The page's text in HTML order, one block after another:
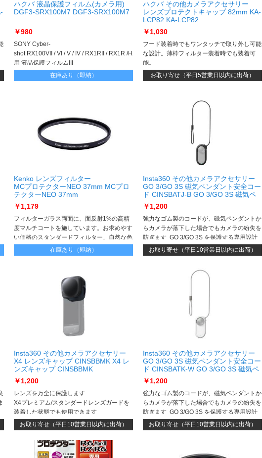
ハクバ 液晶保護フィルム(カメラ用)
DGF3-SRX100M7 DGF3-SRX100M7
￥980
SONY Cyber-
shot RX100VII / VI / V / IV / RX1RII / RX1R /HX99 / WX800 / WX700 専
用 液晶保護フィルムIII
在庫あり（即納）
ハクバ その他カメラアクセサリー
レンズプロテクトキャップ 82mm KA-
LCP82 KA-LCP82
￥1,030
フード装着時でもワンタッチで取り外し可能
な設計。薄枠フィルター装着時でも装着可
能。
お取り寄せ（平日5営業日以内に出荷）
Kenko レンズフィルター
MCプロテクターNEO 37mm MCプロ
テクターNEO 37mm
￥1,179
フィルターガラス両面に、面反射1%の高精
度マルチコートを施しています。お求めやす
い価格のスタンダードフィルター。自然な色
再現を実現した、高透過率の両面マルチコー
トフィルターです。
在庫あり（即納）
Insta360 その他カメラアクセサリー
GO 3/GO 3S 磁気ペンダント安全コー
ド CINSBATJ-B GO 3/GO 3S 磁気ペ
ンダント安全コード CINSBATJ-B
￥1,200
強力なゴム製のコードが、磁気ペンダントか
らカメラが落下した場合でもカメラの紛失を
防ぎます GO 3/GO 3S を保護する専用設計
の保護ケースが付いています
お取り寄せ（平日10営業日以内に出荷）
Insta360 その他カメラアクセサリー
X4 レンズキャップ CINSBBMK X4 レ
ンズキャップ CINSBBMK
￥1,200
レンズを万全に保護します
X4プレミアム/スタンダードレンズガードを
装着した状態でも使用できます
お取り寄せ（平日10営業日以内に出荷）
Insta360 その他カメラアクセサリー
GO 3/GO 3S 磁気ペンダント安全コー
ド CINSBATK-W GO 3/GO 3S 磁気ペ
ンダント安全コード CINSBATK-W
￥1,200
強力なゴム製のコードが、磁気ペンダントか
らカメラが落下した場合でもカメラの紛失を
防ぎます GO 3/GO 3S を保護する専用設計
の保護ケースが付いています
お取り寄せ（平日10営業日以内に出荷）